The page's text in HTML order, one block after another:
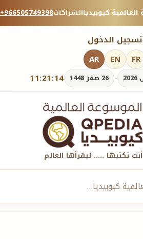
+966505749398الشراكات
تسجيل الدخول
11:21:15 - 26 صفر 1448
AR EN FR
أنت تكتبها ..... ليقرأها العالم